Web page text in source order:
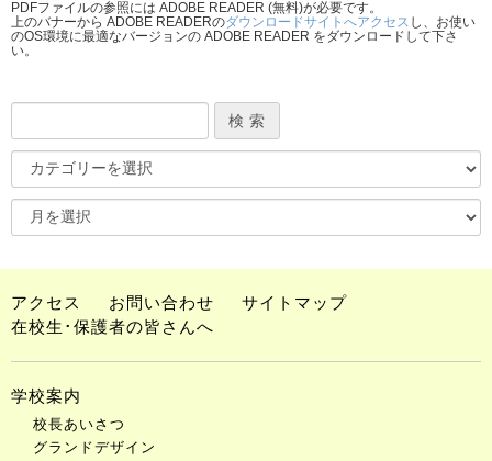
PDFファイルの参照には ADOBE READER (無料)が必要です。
上のバナーから ADOBE READERのダウンロードサイトへアクセス し、お使い
のOS環境に最適なバージョンの ADOBE READER をダウンロードして下さ
い。
アクセス お問い合わせ
サイトマップ
在校生･保護者の皆さんへ
学校案内
校長あいさつ
グランドデザイン